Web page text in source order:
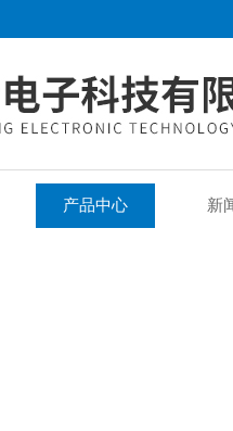
产品中心 新